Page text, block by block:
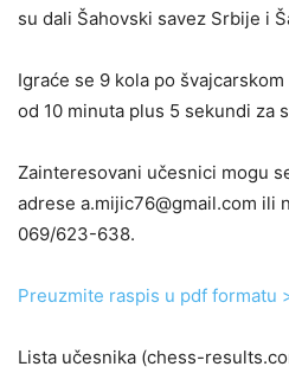
su dali Šahovski savez Srbije i
Igraće se 9 kola po
od 10 minuta plus 5 sekundi za
Zainteresovani učesnici mogu
adrese a.mijic76@gmail.com ili
069/623-638.
Preuzmite raspis u pdf formatu
Lista učesnika (chess-